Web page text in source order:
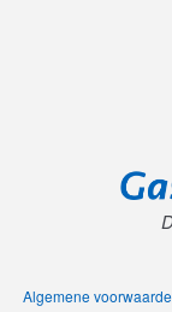
Algemene